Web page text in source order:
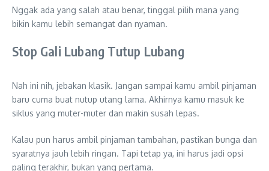
Nggak ada yang salah atau benar, tinggal pilih mana yang
bikin kamu lebih semangat dan nyaman.
Stop Gali Lubang Tutup Lubang
Nah ini nih, jebakan klasik. Jangan sampai kamu ambil pinjaman
baru cuma buat nutup utang lama. Akhirnya kamu masuk ke
siklus yang muter-muter dan makin susah lepas.
Kalau pun harus ambil pinjaman tambahan, pastikan bunga dan
syaratnya jauh lebih ringan. Tapi tetap ya, ini harus jadi opsi
paling terakhir, bukan yang pertama.